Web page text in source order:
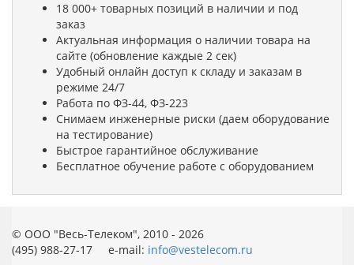
18 000+ товарных позиций в наличии и под
заказ
Актуальная информация о наличии товара на
сайте (обновление каждые 2 сек)
Удобный онлайн доступ к складу и заказам в
режиме 24/7
Работа по ФЗ-44, ФЗ-223
Снимаем инженерные риски (даем оборудование
на тестирование)
Быстрое гарантийное обслуживание
Бесплатное обучение работе с оборудованием
© ООО "Весь-Телеком", 2010 - 2026
(495) 988-27-17 e-mail: info@vestelecom.ru